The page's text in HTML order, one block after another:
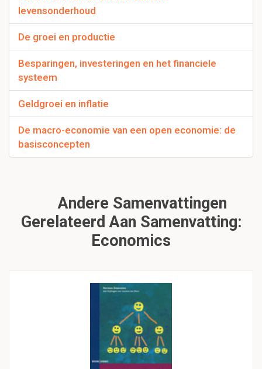
levensonderhoud
De groei en productie
Besparingen, investeringen en het financiele
systeem
Geldgroei en inflatie
De macro-economie van een open economie: de
basisconcepten
Andere Samenvattingen
Gerelateerd Aan Samenvatting:
Economics